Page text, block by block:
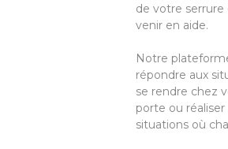
de votre
venir en aide.
Notre
répondre aux
se rendre chez
porte ou
situations où